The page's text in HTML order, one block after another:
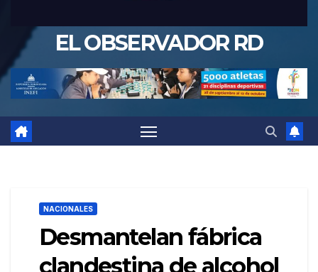
EL OBSERVADOR RD
NACIONALES
Desmantelan fábrica
clandestina de alcohol